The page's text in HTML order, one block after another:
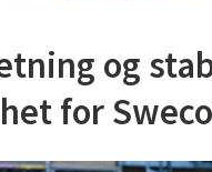
og
for Sweco